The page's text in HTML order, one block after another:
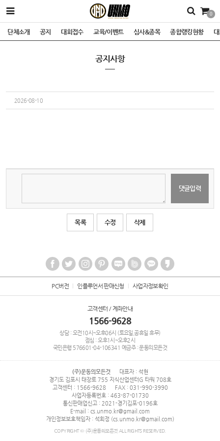
0
단체소개 공지 대회접수 교육/이벤트 심사&종목 종합랭킹현황
공지사항
2026-08-10
목록 수정 삭제
PC버전 인플루언서 판매신청 사업자정보확인
고객센터 / 계좌안내
1566-9628
상담 : 오전10시~오후06시 (토요일,공휴일 휴무)
점심 : 오후1시~오후2시
국민은행 576601-04-106341 예금주 : 운동의모든것
(주)운동의모든것
대표자 : 석현
경기도 김포시 태장로 755 지식산업센터G 타워 708호
고객센터 : 1566-9628
FAX : 031-990-3990
사업자등록번호 : 463-87-01730
통신판매업신고 : 2021-경기김포-0196호
E-mail : cs.unmo.kr@gmail.com
개인정보보호책임자 : 석희정 (cs.unmo.kr@gmail.com)
COPYRIGHT © (주)운동의모든것 ALL RIGHTS RESERVED.